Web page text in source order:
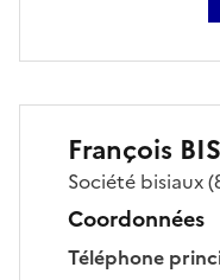
François
Société bisiaux
Coordonnées
Téléphone